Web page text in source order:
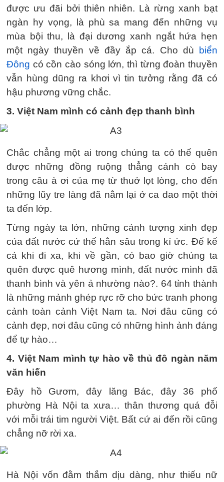
được ưu đãi bởi thiên nhiên. Là rừng xanh bạt
ngàn hy vọng, là phù sa mang đến những vụ
mùa bội thu, là đại dương xanh ngắt hứa hẹn
một ngày thuyền về đầy ắp cá. Cho dù
biển
Đông có cồn cào sóng lớn, thì từng đoàn thuyền
vẫn hùng dũng ra khơi vì tin tưởng rằng đã có
hậu phương vững chắc.
3. Việt Nam mình có cảnh đẹp thanh bình
Chắc chẳng một ai trong chúng ta có thể quên
được những đồng ruộng thẳng cánh cò bay
trong câu à ơi của mẹ từ thuở lọt lòng, cho đến
những lũy tre làng đã nằm lại ở ca dao một thời
ta đến lớp.
Từng ngày ta lớn, những cảnh tượng xinh đẹp
của đất nước cứ thế hằn sâu trong kí ức. Để kể
cả khi đi xa, khi về gần, có bao giờ chúng ta
quên được quê hương mình, đất nước mình đã
thanh bình và yên ả nhường nào?. 64 tỉnh thành
là những mảnh ghép rực rỡ cho bức tranh phong
cảnh toàn cảnh Việt Nam ta. Nơi đâu cũng có
cảnh đẹp, nơi đâu cũng có những hình ảnh đáng
để tự hào…
4. Việt Nam mình tự hào về thủ đô ngàn năm
văn hiến
Đây hồ Gươm, đây lăng Bác, đây 36 phố
phường Hà Nội ta xưa… thân thương quá đỗi
với mỗi trái tim người Việt. Bất cứ ai đến rồi cũng
chẳng nỡ rời xa.
Hà Nội vốn đằm thắm dịu dàng, như thiếu nữ